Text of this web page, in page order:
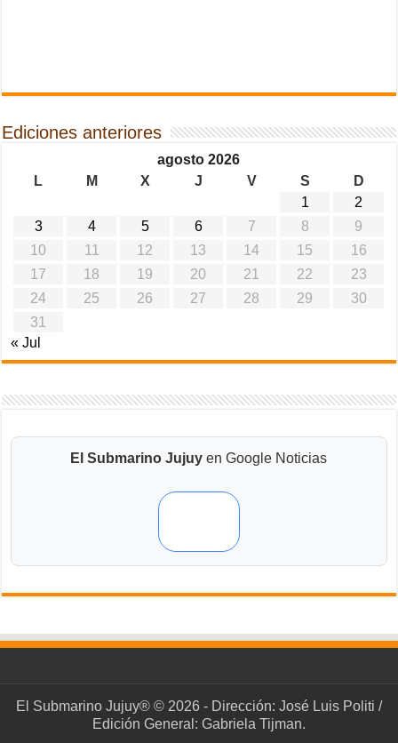
Ediciones anteriores
agosto 2026
L
M X J V S
D
1
2
3
4 5 6 7 8
9
10
11 12 13 14 15
16
17
18 19 20 21 22
23
24
25 26 27 28 29
30
31
« Jul
El Submarino Jujuy en Google Noticias
El Submarino Jujuy® © 2026 - Dirección: José Luis Politi /
Edición General: Gabriela Tijman.